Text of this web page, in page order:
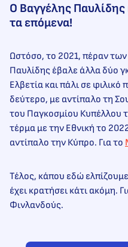
Ο Βαγγέλης Παυλίδης
τα επόμενα!
Ωστόσο, το 2021, πέραν
Παυλίδης έβαλε άλλα δύο
Ελβετία και πάλι σε φιλικό
δεύτερο, με αντίπαλο τη
του Παγκοσμίου Κυπέλλου
τέρμα με την Εθνική το
αντίπαλο την Κύπρο. Για το
Τέλος, κάπου εδώ
έχει κρατήσει κάτι ακόμη.
Φινλανδούς.